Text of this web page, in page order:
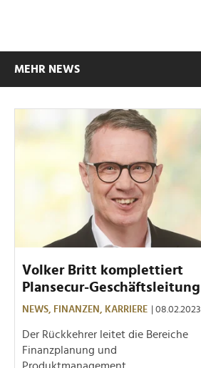
MEHR NEWS
Volker Britt komplettiert
Plansecur-Geschäftsleitung
NEWS, FINANZEN, KARRIERE | 08.02.2023
Der Rückkehrer leitet die Bereiche
Finanzplanung und
Produktmanagement.